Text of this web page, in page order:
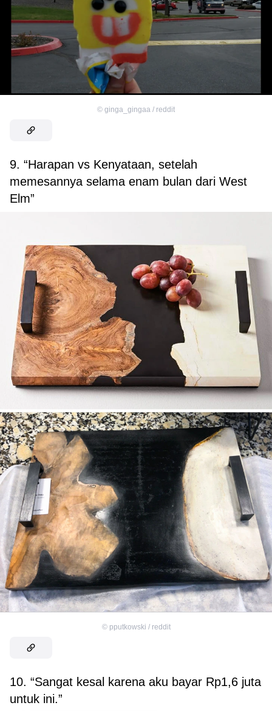
© ginga_gingaa / reddit
9. “Harapan vs Kenyataan, setelah
memesannya selama enam bulan dari West
Elm”
© pputkowski / reddit
10. “Sangat kesal karena aku bayar Rp1,6 juta
untuk ini.”